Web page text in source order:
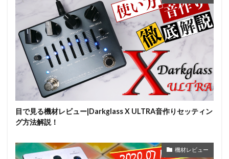
目で見る機材レビュー|Darkglass X ULTRA音作りセッティン
グ方法解説！
機材レビュー